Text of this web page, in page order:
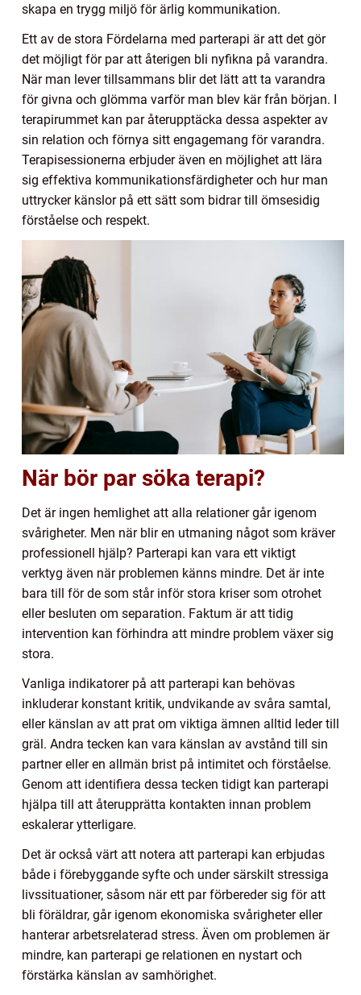
skapa en trygg miljö för ärlig kommunikation.
Ett av de stora Fördelarna med parterapi är att det gör
det möjligt för par att återigen bli nyfikna på varandra.
När man lever tillsammans blir det lätt att ta varandra
för givna och glömma varför man blev kär från början. I
terapirummet kan par återupptäcka dessa aspekter av
sin relation och förnya sitt engagemang för varandra.
Terapisessionerna erbjuder även en möjlighet att lära
sig effektiva kommunikationsfärdigheter och hur man
uttrycker känslor på ett sätt som bidrar till ömsesidig
förståelse och respekt.
När bör par söka terapi?
Det är ingen hemlighet att alla relationer går igenom
svårigheter. Men när blir en utmaning något som kräver
professionell hjälp? Parterapi kan vara ett viktigt
verktyg även när problemen känns mindre. Det är inte
bara till för de som står inför stora kriser som otrohet
eller besluten om separation. Faktum är att tidig
intervention kan förhindra att mindre problem växer sig
stora.
Vanliga indikatorer på att parterapi kan behövas
inkluderar konstant kritik, undvikande av svåra samtal,
eller känslan av att prat om viktiga ämnen alltid leder till
gräl. Andra tecken kan vara känslan av avstånd till sin
partner eller en allmän brist på intimitet och förståelse.
Genom att identifiera dessa tecken tidigt kan parterapi
hjälpa till att återupprätta kontakten innan problem
eskalerar ytterligare.
Det är också värt att notera att parterapi kan erbjudas
både i förebyggande syfte och under särskilt stressiga
livssituationer, såsom när ett par förbereder sig för att
bli föräldrar, går igenom ekonomiska svårigheter eller
hanterar arbetsrelaterad stress. Även om problemen är
mindre, kan parterapi ge relationen en nystart och
förstärka känslan av samhörighet.